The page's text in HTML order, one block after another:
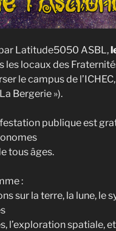
Latitude5050 ASBL,
les locaux des
le campus de
Bergerie »).
publique est
tous âges.
:
sur la terre, la lune, le
l’exploration spatiale,